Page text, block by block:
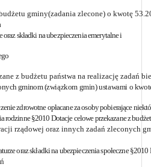
gminy(zadania zlecone) o kwotę
składki na ubezpieczenia emerytalne i
z budżetu państwa na realizację zadań
gminom(związkom gmin) ustawami o
zdrowotne opłacane za osoby pobierające
rodzinne§2010 Dotacje celowe przekazane z
rządowej oraz innych zadań zleconych
oraz składki na ubezpieczenia społeczne§2010